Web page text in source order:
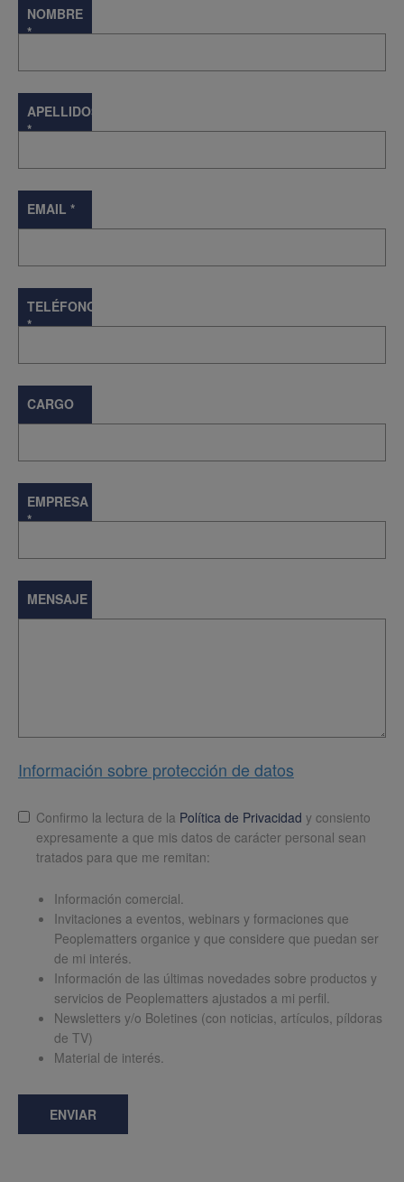
NOMBRE
*
APELLIDOS
*
EMAIL *
TELÉFONO
*
CARGO
EMPRESA
*
MENSAJE
Información sobre protección de datos
LopdConfirmo la lectura de la Política de Privacidad y consiento
expresamente a que mis datos de carácter personal sean
tratados para que me remitan:
Información comercial.
Invitaciones a eventos, webinars y formaciones que
Peoplematters organice y que considere que puedan ser
de mi interés.
Información de las últimas novedades sobre productos y
servicios de Peoplematters ajustados a mi perfil.
Newsletters y/o Boletines (con noticias, artículos, píldoras
de TV)
Material de interés.
ENVIAR